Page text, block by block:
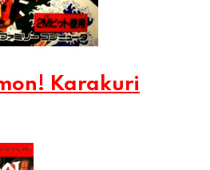
Karakuri